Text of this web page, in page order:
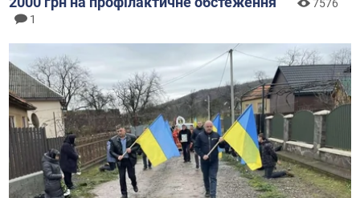
7576
1